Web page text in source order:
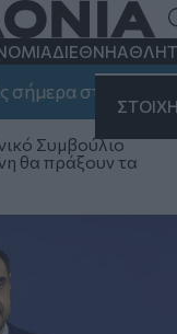
ΔΙΕΘΝΗ
στο ωράριο
ανάγκη να
για τα δύο
η
Συμβούλιο
θα πράξουν τα